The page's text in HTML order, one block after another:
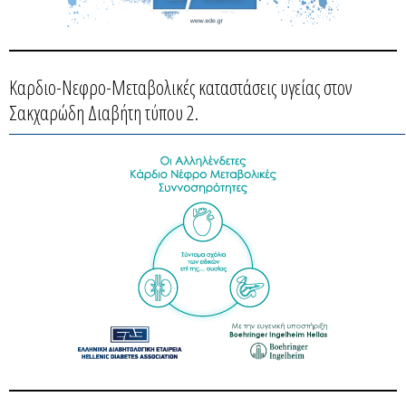
Καρδιο-Νεφρο-Μεταβολικές καταστάσεις υγείας στον
Σακχαρώδη Διαβήτη τύπου 2.